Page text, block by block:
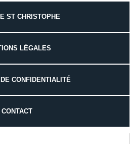
ST CHRISTOPHE
LÉGALES
CONFIDENTIALITÉ
CONTACT